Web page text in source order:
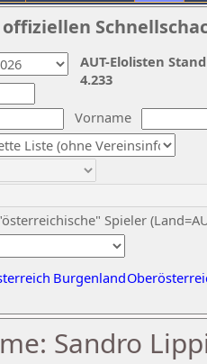
Vorname
Spieler
Burgenland
AUT-Elolisten
4.233
Sandro